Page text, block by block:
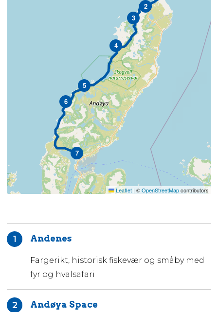
2
3
4
5
6
7
Leaflet | ©OpenStreetMapcontributors
1 Andenes
Fargerikt, historisk fiskevær og småby med
fyr og hvalsafari
2 Andøya Space